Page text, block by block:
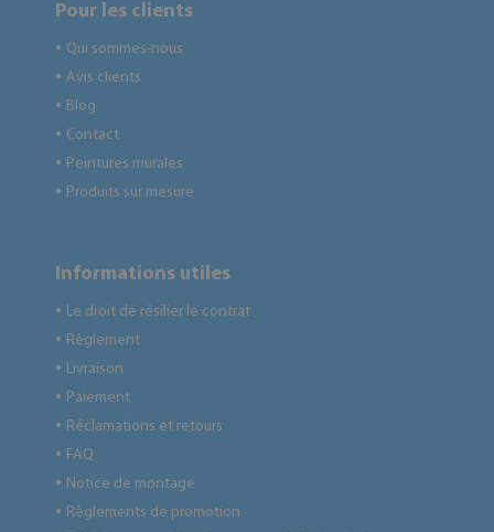
Pour les clients
● Qui sommes-nous
● Avis clients
● Blog
● Contact
● Peintures murales
● Produits sur mesure
Informations utiles
● Le droit de résilier le contrat
● Règlement
● Livraison
● Paiement
● Réclamations et retours
● FAQ
● Notice de montage
● Règlements de promotion